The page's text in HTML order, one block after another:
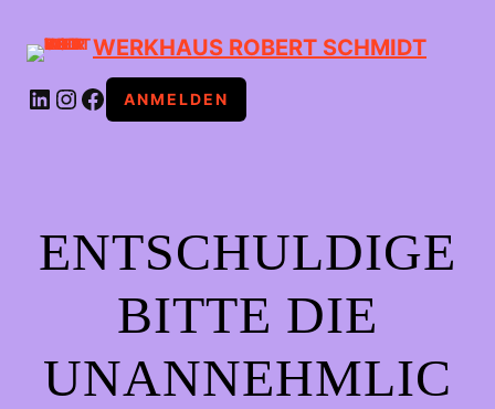
WERKHAUS ROBERT SCHMIDT
LINKEDIN INSTAGRAMFACEBOOK ANMELDEN
ENTSCHULDIGE
BITTE DIE
UNANNEHMLIC